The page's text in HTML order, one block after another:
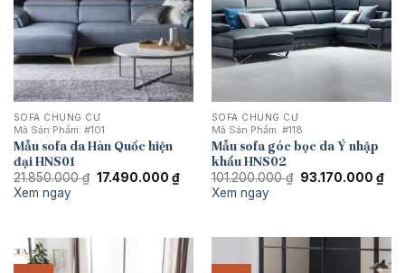
SOFA CHUNG CƯ
Mã Sản Phẩm: #101
Mẫu sofa da Hàn Quốc hiện
đại HNS01
21.850.000₫ Giá
17.490.000 ₫Giá
hiện
Xem ngay
SOFA CHUNG CƯ
Mã Sản Phẩm: #118
Mẫu sofa góc bọc da Ý nhập
khẩu HNS02
101.200.000₫ Giá
93.170.000 ₫Giá
Xem ngay